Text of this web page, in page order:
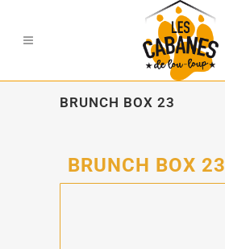
BRUNCH BOX 23
BRUNCH BOX 23